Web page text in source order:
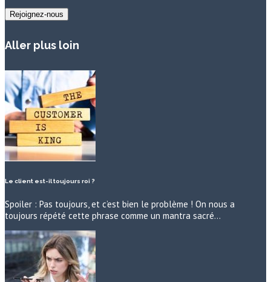
Aller plus loin
Le client est-il toujours roi ?
Spoiler : Pas toujours, et c’est bien le problème ! On nous a
toujours répété cette phrase comme un mantra sacré…